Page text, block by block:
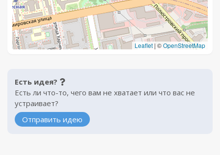
Leaflet | ©OpenStreetMap
Есть идея?
Есть ли что-то, чего вам не хватает или что вас не
устраивает?
Отправить идею